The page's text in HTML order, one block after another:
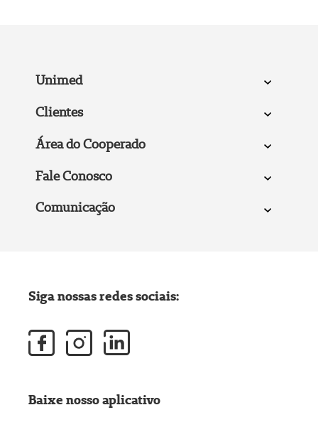
Unimed
Clientes
Área do Cooperado
Fale Conosco
Comunicação
Siga nossas redes sociais:
Baixe nosso aplicativo